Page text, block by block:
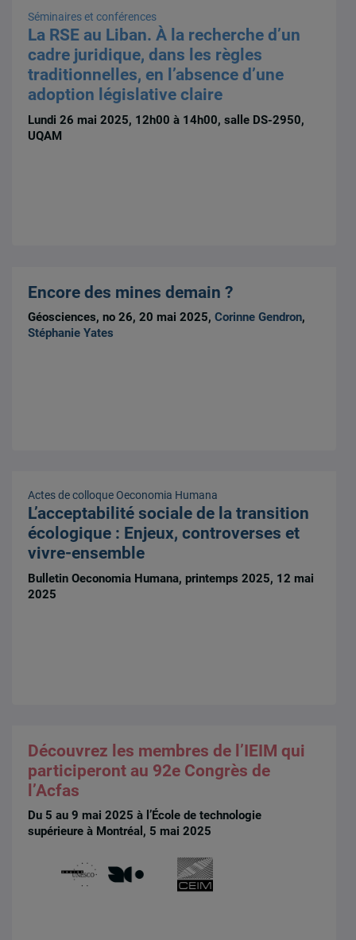
Séminaires et conférences
La RSE au Liban. À la recherche d’un
cadre juridique, dans les règles
traditionnelles, en l’absence d’une
adoption législative claire
Lundi 26 mai 2025, 12h00 à 14h00, salle DS-2950,
UQAM
Encore des mines demain ?
Géosciences, no 26, 20 mai 2025,Corinne Gendron,
Stéphanie Yates
Actes de colloque Oeconomia Humana
L’acceptabilité sociale de la transition
écologique : Enjeux, controverses et
vivre-ensemble
Bulletin Oeconomia Humana, printemps 2025, 12 mai
2025
Découvrez les membres de l’IEIM qui
participeront au 92e Congrès de
l’Acfas
Du 5 au 9 mai 2025 à l’École de technologie
supérieure à Montréal, 5 mai 2025